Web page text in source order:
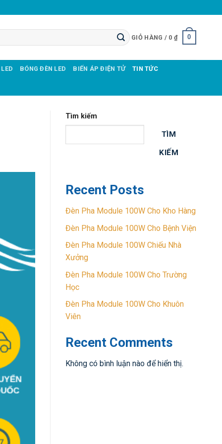
GIỎ HÀNG / 0 ₫ 0
BÓNG ĐÈN LED BIẾN ÁP ĐIỆN TỬ TIN TỨC
Tìm kiếm
TÌM
KIẾM
Recent Posts
Đèn Pha Module 100W Cho Kho Hàng
Đèn Pha Module 100W Cho Bệnh Viện
Đèn Pha Module 100W Chiếu Nhà
Xưởng
Đèn Pha Module 100W Cho Trường
Học
Đèn Pha Module 100W Cho Khuôn
Viên
Recent Comments
Không có bình luận nào để hiển thị.